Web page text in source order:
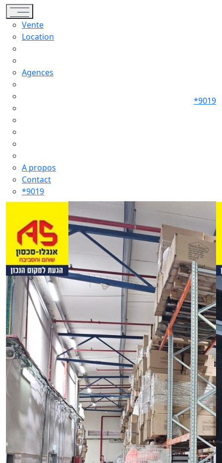
Toggle navigation
Vente
Location
Agences
A propos
Contact
*9019
*9019